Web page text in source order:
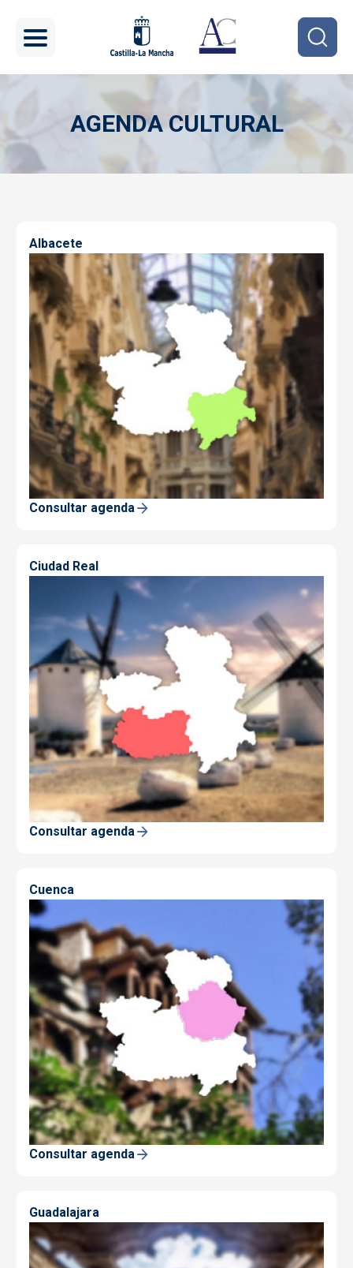
AGENDA CULTURAL
Imagen
Albacete
Consultar agenda
Ciudad Real
Consultar agenda
Cuenca
Consultar agenda
Guadalajara